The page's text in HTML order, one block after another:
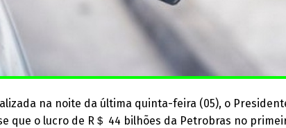
na noite da última quinta-feira (05), o
que o lucro de R＄ 44 bilhões da Petrobras no